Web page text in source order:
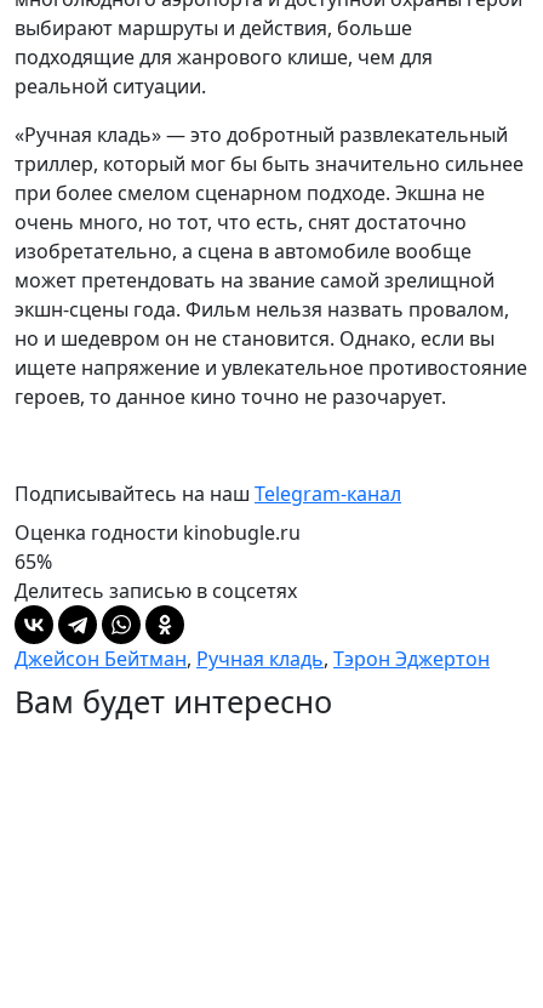
выбирают маршруты и действия, больше
подходящие для жанрового клише, чем для
реальной ситуации.
«Ручная кладь» — это добротный развлекательный
триллер, который мог бы быть значительно сильнее
при более смелом сценарном подходе. Экшна не
очень много, но тот, что есть, снят достаточно
изобретательно, а сцена в автомобиле вообще
может претендовать на звание самой зрелищной
экшн-сцены года. Фильм нельзя назвать провалом,
но и шедевром он не становится. Однако, если вы
ищете напряжение и увлекательное противостояние
героев, то данное кино точно не разочарует.
Подписывайтесь на наш Telegram-канал
Оценка годности kinobugle.ru
65%
Делитесь записью в соцсетях
Джейсон Бейтман, Ручная кладь, Тэрон Эджертон
Вам будет интересно